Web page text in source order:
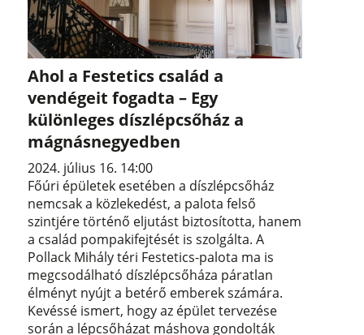
Ahol a Festetics család a
vendégeit fogadta – Egy
különleges díszlépcsőház a
mágnásnegyedben
2024. július 16. 14:00
Főúri épületek esetében a díszlépcsőház
nemcsak a közlekedést, a palota felső
szintjére történő eljutást biztosította, hanem
a család pompakifejtését is szolgálta. A
Pollack Mihály téri Festetics-palota ma is
megcsodálható díszlépcsőháza páratlan
élményt nyújt a betérő emberek számára.
Kevéssé ismert, hogy az épület tervezése
során a lépcsőházat máshova gondolták